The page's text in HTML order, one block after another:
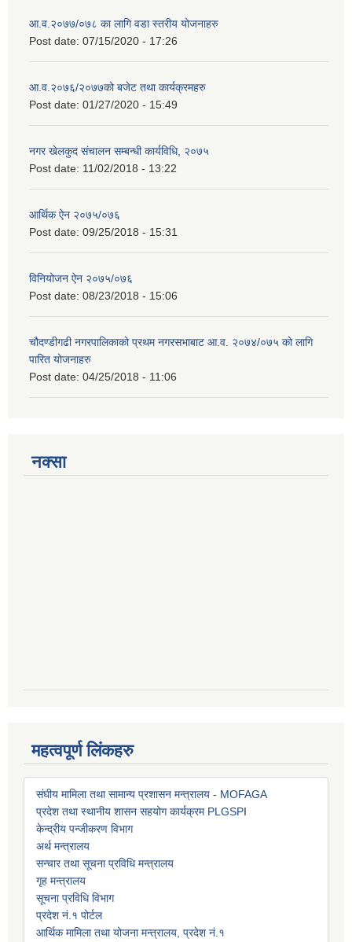
आ.व.२०७७/०७८ का लागि वडा स्तरीय योजनाहरु
Post date: 07/15/2020 - 17:26
आ.व.२०७६/२०७७को बजेट तथा कार्यक्रमहरु
Post date: 01/27/2020 - 15:49
नगर खेलकुद संचालन सम्बन्धी कार्यविधि, २०७५
Post date: 11/02/2018 - 13:22
आर्थिक ऐन २०७५/०७६
Post date: 09/25/2018 - 15:31
विनियोजन ऐन २०७५/०७६
Post date: 08/23/2018 - 15:06
चौदण्डीगढी नगरपालिकाको प्रथम नगरसभाबाट आ.व. २०७४/०७५ को लागि
पारित योजनाहरु
Post date: 04/25/2018 - 11:06
नक्सा
महत्वपूर्ण लिंकहरु
संघीय मामिला तथा सामान्य प्रशासन मन्त्रालय - MOFAGA
प्रदेश तथा स्थानीय शासन सहयोग कार्यक्रम PLGSPI
केन्द्रीय पन्जीकरण विभाग
अर्थ मन्त्रालय
सन्चार तथा सूचना प्रविधि मन्त्रालय
गृह मन्त्रालय
सूचना प्रविधि विभाग
प्रदेश नं.१ पोर्टल
आर्थिक मामिला तथा योजना मन्त्रालय, प्रदेश नं.१